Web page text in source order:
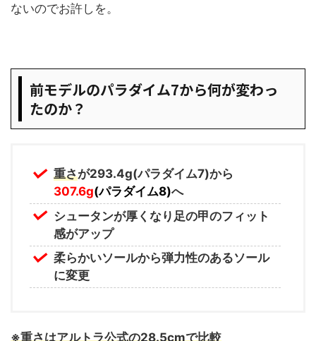
ないのでお許しを。
前モデルのパラダイム7から何が変わっ
たのか？
重さが293.4g(パラダイム7)から
307.6g(パラダイム8)へ
シュータンが厚くなり足の甲のフィット
感がアップ
柔らかいソールから弾力性のあるソール
に変更
※重さはアルトラ公式の28.5cmで比較